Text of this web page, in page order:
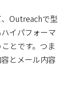
Outreachで型
イパフォーマ
とです。つま
とメール内容